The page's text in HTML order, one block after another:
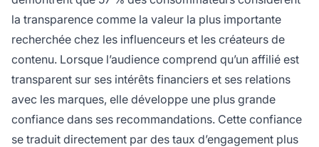
la transparence comme la valeur la plus importante
recherchée chez les influenceurs et les créateurs de
contenu. Lorsque l’audience comprend qu’un affilié est
transparent sur ses intérêts financiers et ses relations
avec les marques, elle développe une plus grande
confiance dans ses recommandations. Cette confiance
se traduit directement par des taux d’engagement plus